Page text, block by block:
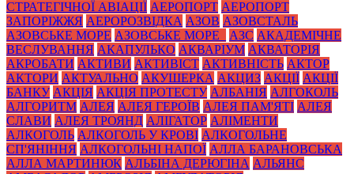
СТРАТЕГІЧНОЇ АВІАЦІЇ АЕРОПОРТ АЕРОПОРТ
ЗАПОРІЖЖЯ АЕРОРОЗВІДКА АЗОВ АЗОВСТАЛЬ
АЗОВСЬКЕ МОРЕ АЗОВСЬКЕ МОРЕ_ АЗС АКАДЕМІЧНЕ
ВЕСЛУВАННЯ АКАПУЛЬКО АКВАРІУМ АКВАТОРІЯ
АКРОБАТИ АКТИВИ АКТИВІСТ АКТИВНІСТЬ АКТОР
АКТОРИ АКТУАЛЬНО АКУШЕРКА АКЦИЗ АКЦІЇ АКЦІЇ
БАНКУ АКЦІЯ АКЦІЯ ПРОТЕСТУ АЛБАНІЯ АЛГОКОЛЬ
АЛГОРИТМ АЛЕЯ АЛЕЯ ГЕРОЇВ АЛЕЯ ПАМ'ЯТІ АЛЕЯ
СЛАВИ АЛЕЯ ТРОЯНД АЛІГАТОР АЛІМЕНТИ
АЛКОГОЛЬ АЛКОГОЛЬ У КРОВІ АЛКОГОЛЬНЕ
СП'ЯНІННЯ АЛКОГОЛЬНІ НАПОЇ АЛЛА БАРАНОВСЬКА
АЛЛА МАРТИНЮК АЛЬБІНА ДЕРЮГІНА АЛЬЯНС